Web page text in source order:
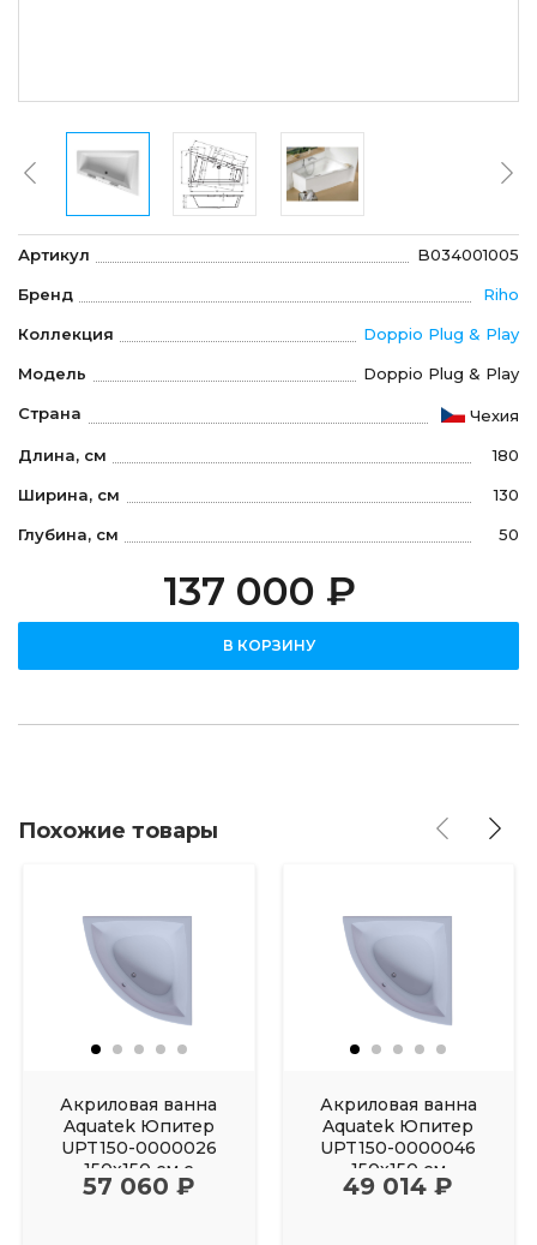
Артикул B034001005
Бренд Riho
Коллекция Doppio Plug & Play
Модель Doppio Plug & Play
Страна Чехия
Длина, см 180
Ширина, см 130
Глубина, см 50
137 000 ₽
В КОРЗИНУ
Похожие товары
Акриловая ванна
Aquatek Юпитер
UPT150-0000026
150х150 см с
фронтальным
57 060 ₽
Акриловая ванна
Aquatek Юпитер
UPT150-0000046
150х150 см
49 014 ₽